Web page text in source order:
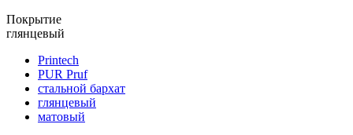
Покрытие
глянцевый
Printech
PUR Pruf
стальной бархат
глянцевый
матовый